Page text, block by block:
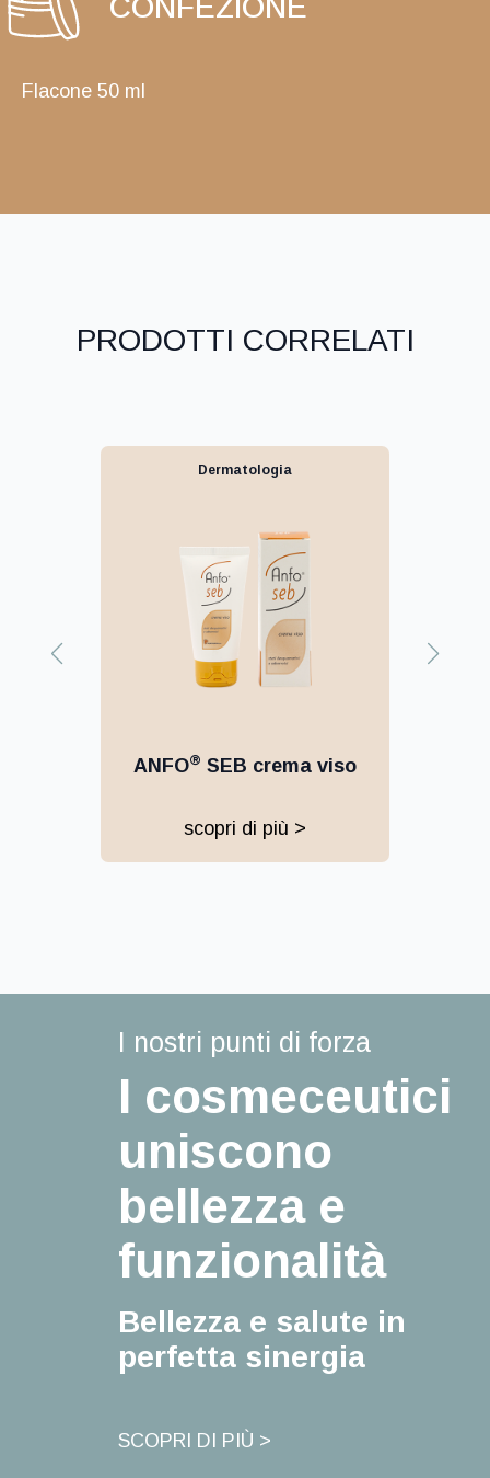
Flacone 50 ml
PRODOTTI CORRELATI
Dermatologia
ANFO®SEB shampoo-doccia
scopri di più >
I nostri punti di forza
I cosmeceutici
uniscono
bellezza e
funzionalità
Bellezza e salute in
perfetta sinergia
SCOPRI DI PIÙ >